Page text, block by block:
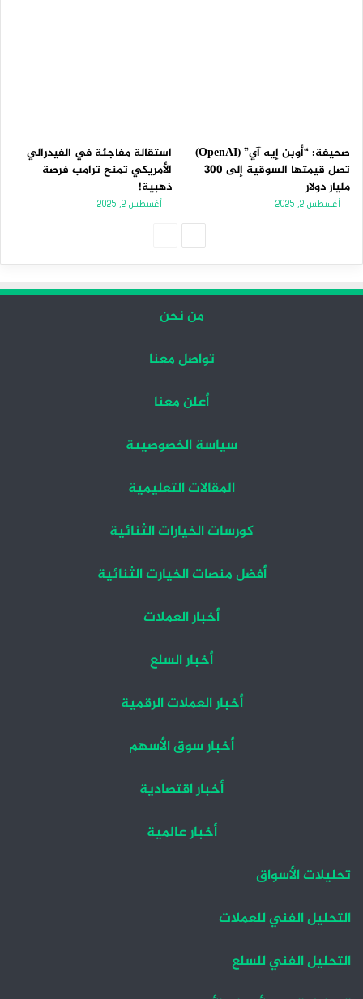
صحيفة: “أوبن إيه آي” (OpenAI)
تصل قيمتها السوقية إلى 300
مليار دولار
أغسطس 2, 2025
استقالة مفاجئة في الفيدرالي
الأمريكي تمنح ترامب فرصة
ذهبية!
أغسطس 2, 2025
من نحن
تواصل معنا
أعلن معنا
سياسة الخصوصيىة
المقالات التعليمية
كورسات الخيارات الثنائية
أفضل منصات الخيارت الثنائية
أخبار العملات
أخبار السلع
أخبار العملات الرقمية
أخبار سوق الأسهم
أخبار اقتصادية
أخبار عالمية
تحليلات الأسواق
التحليل الفني للعملات
التحليل الفني للسلع